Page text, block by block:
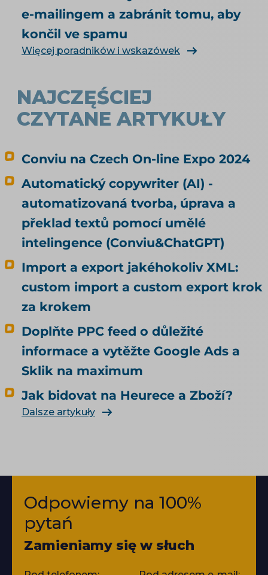
e-mailingem a zabránit tomu, aby
končil ve spamu
Więcej poradników i wskazówek
NAJCZĘŚCIEJ
CZYTANE ARTYKUŁY
Conviu na Czech On-line Expo 2024
Automatický copywriter (AI) -
automatizovaná tvorba, úprava a
překlad textů pomocí umělé
intelingence (Conviu&ChatGPT)
Import a export jakéhokoliv XML:
custom import a custom export krok
za krokem
Doplňte PPC feed o důležité
informace a vytěžte Google Ads a
Sklik na maximum
Jak bidovat na Heurece a Zboží?
Dalsze artykuły
Odpowiemy na 100%
pytań
Zamieniamy się w słuch